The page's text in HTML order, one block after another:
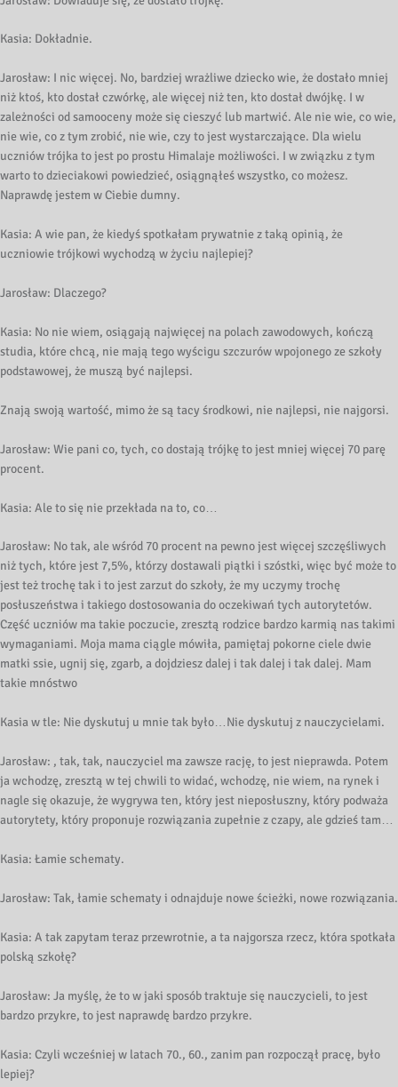
Kasia: Dokładnie.
Jarosław: I nic więcej. No, bardziej wrażliwe dziecko wie, że dostało mniej
niż ktoś, kto dostał czwórkę, ale więcej niż ten, kto dostał dwójkę. I w
zależności od samooceny może się cieszyć lub martwić. Ale nie wie, co wie,
nie wie, co z tym zrobić, nie wie, czy to jest wystarczające. Dla wielu
uczniów trójka to jest po prostu Himalaje możliwości. I w związku z tym
warto to dzieciakowi powiedzieć, osiągnąłeś wszystko, co możesz.
Naprawdę jestem w Ciebie dumny.
Kasia: A wie pan, że kiedyś spotkałam prywatnie z taką opinią, że
uczniowie trójkowi wychodzą w życiu najlepiej?
Jarosław: Dlaczego?
Kasia: No nie wiem, osiągają najwięcej na polach zawodowych, kończą
studia, które chcą, nie mają tego wyścigu szczurów wpojonego ze szkoły
podstawowej, że muszą być najlepsi.
Znają swoją wartość, mimo że są tacy środkowi, nie najlepsi, nie najgorsi.
Jarosław: Wie pani co, tych, co dostają trójkę to jest mniej więcej 70 parę
procent.
Kasia: Ale to się nie przekłada na to, co…
Jarosław: No tak, ale wśród 70 procent na pewno jest więcej szczęśliwych
niż tych, które jest 7,5%, którzy dostawali piątki i szóstki, więc być może to
jest też trochę tak i to jest zarzut do szkoły, że my uczymy trochę
posłuszeństwa i takiego dostosowania do oczekiwań tych autorytetów.
Część uczniów ma takie poczucie, zresztą rodzice bardzo karmią nas takimi
wymaganiami. Moja mama ciągle mówiła, pamiętaj pokorne ciele dwie
matki ssie, ugnij się, zgarb, a dojdziesz dalej i tak dalej i tak dalej. Mam
takie mnóstwo
Kasia w tle: Nie dyskutuj u mnie tak było…Nie dyskutuj z nauczycielami.
Jarosław: , tak, tak, nauczyciel ma zawsze rację, to jest nieprawda. Potem
ja wchodzę, zresztą w tej chwili to widać, wchodzę, nie wiem, na rynek i
nagle się okazuje, że wygrywa ten, który jest nieposłuszny, który podważa
autorytety, który proponuje rozwiązania zupełnie z czapy, ale gdzieś tam…
Kasia: Łamie schematy.
Jarosław: Tak, łamie schematy i odnajduje nowe ścieżki, nowe rozwiązania.
Kasia: A tak zapytam teraz przewrotnie, a ta najgorsza rzecz, która spotkała
polską szkołę?
Jarosław: Ja myślę, że to w jaki sposób traktuje się nauczycieli, to jest
bardzo przykre, to jest naprawdę bardzo przykre.
Kasia: Czyli wcześniej w latach 70., 60., zanim pan rozpoczął pracę, było
lepiej?